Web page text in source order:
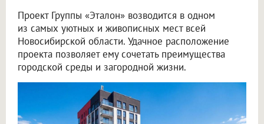
Проект Группы «Эталон» возводится в одном
из самых уютных и живописных мест всей
Новосибирской области. Удачное расположение
проекта позволяет ему сочетать преимущества
городской среды и загородной жизни.